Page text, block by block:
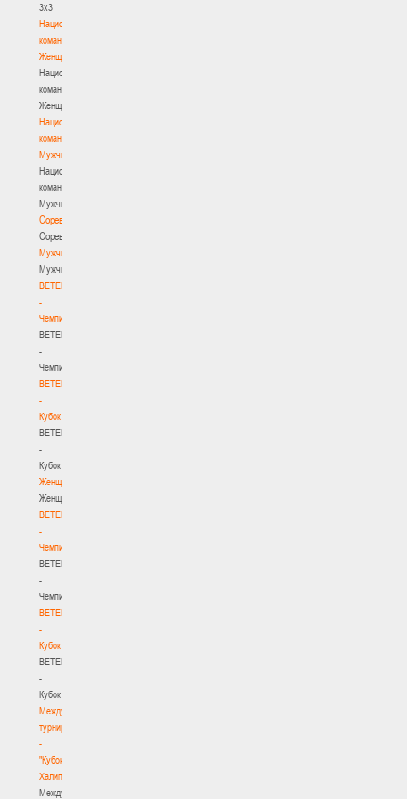
3х3
Национальная
команда.
Женщины
Национальная
команда.
Женщины
Национальная
команда.
Мужчины
Национальная
команда.
Мужчины
Соревнования
Соревнования
Мужчины
Мужчины
BETERA
-
Чемпионат
BETERA
-
Чемпионат
BETERA
-
Кубок
BETERA
-
Кубок
Женщины
Женщины
BETERA
-
Чемпионат
BETERA
-
Чемпионат
BETERA
-
Кубок
BETERA
-
Кубок
Международный
турнир
-
"Кубок
Халипского"
Международный